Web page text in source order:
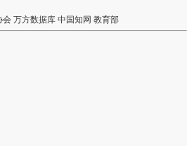
会 万方数据库 中国知网 教育部